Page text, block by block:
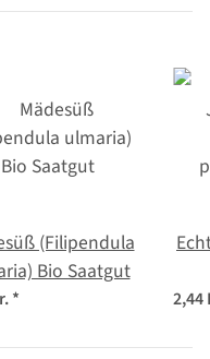
(Filipendula
Bio Saatgut
* 2,44